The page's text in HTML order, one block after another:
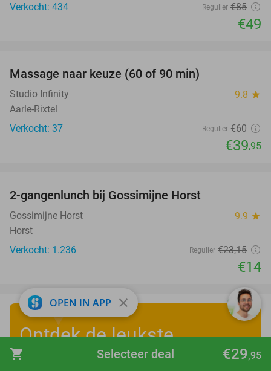
shopping_cart €29,95
Selecteer deal
Verkocht: 434
Regulier €85
€49
Massage naar keuze (60 of 90 min)
Studio Infinity 9.8 star
Aarle-Rixtel
Verkocht: 37
Regulier €60
€39,95
2-gangenlunch bij Gossimijne Horst
Gossimijne Horst 9.9 star
Horst
Verkocht: 1.236
Regulier €23,15
€14
Ontdek de leukste
zomervakantiedeals
OPEN IN APP close